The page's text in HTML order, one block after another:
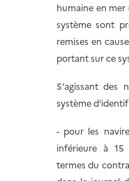
humaine en mer
système sont
remises en
portant sur ce
S'agissant des
système
- pour les
inférieure à 15
termes du